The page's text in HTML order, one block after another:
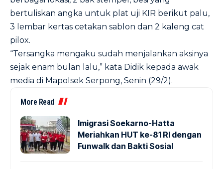
bertuliskan angka untuk plat uji KIR berikut palu,
3 lembar kertas cetakan sablon dan 2 kaleng cat
pilox.
“Tersangka mengaku sudah menjalankan aksinya
sejak enam bulan lalu,” kata Didik kepada awak
media di Mapolsek Serpong, Senin (29/2).
More Read
Imigrasi Soekarno-Hatta
Meriahkan HUT ke-81 RI dengan
Funwalk dan Bakti Sosial